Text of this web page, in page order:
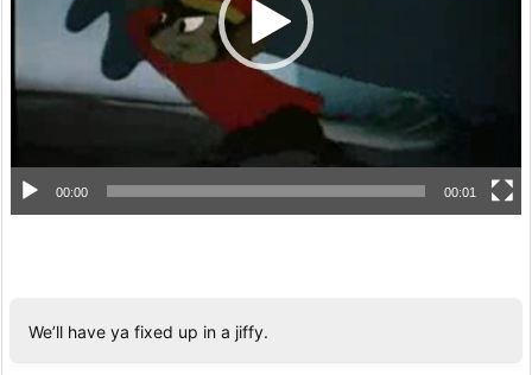
00:00 00:01
We’ll have ya fixed up in a jiffy.